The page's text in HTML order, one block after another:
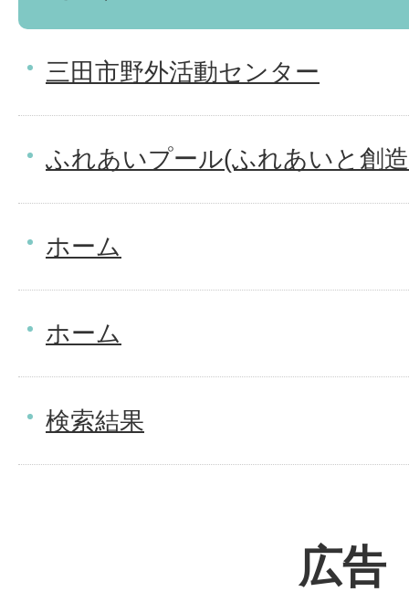
三田市野外活動センター
ふれあいプール(ふれあいと創
ホーム
ホーム
検索結果
広告